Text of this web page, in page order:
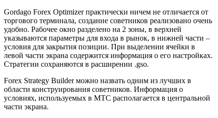
Gordago Forex Optimizer практически ничем не отличается от
торгового терминала, создание советников реализовано очень
удобно. Рабочее окно разделено на 2 зоны, в верхней
указываются параметры для входа в рынок, в нижней части –
условия для закрытия позиции. При выделении ячейки в
левой части экрана содержится информация о его настройках.
Стратегии сохраняются в расширении .gso.
Forex Strategy Builder можно назвать одним из лучших в
области конструирования советников. Информация о
условиях, используемых в МТС располагается в центральной
части экрана.